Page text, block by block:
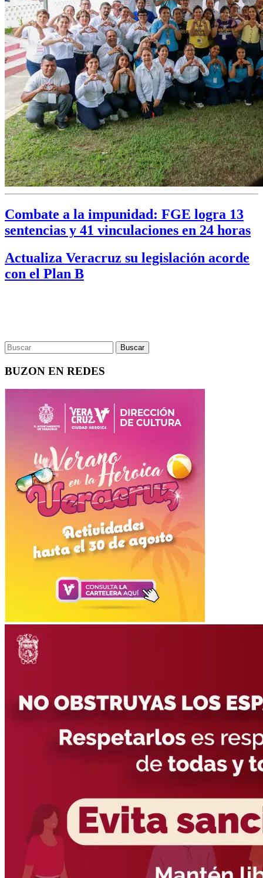
Combate a la impunidad: FGE logra 13
sentencias y 41 vinculaciones en 24 horas
Actualiza Veracruz su legislación acorde
con el Plan B
BUZON EN REDES